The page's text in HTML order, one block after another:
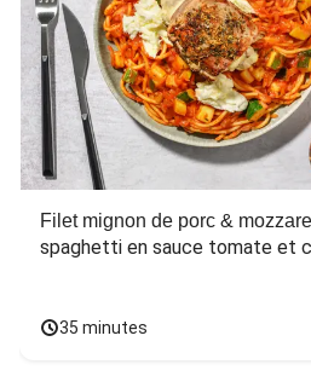
Filet mignon de porc &
spaghetti en sauce tomate et
35 minutes